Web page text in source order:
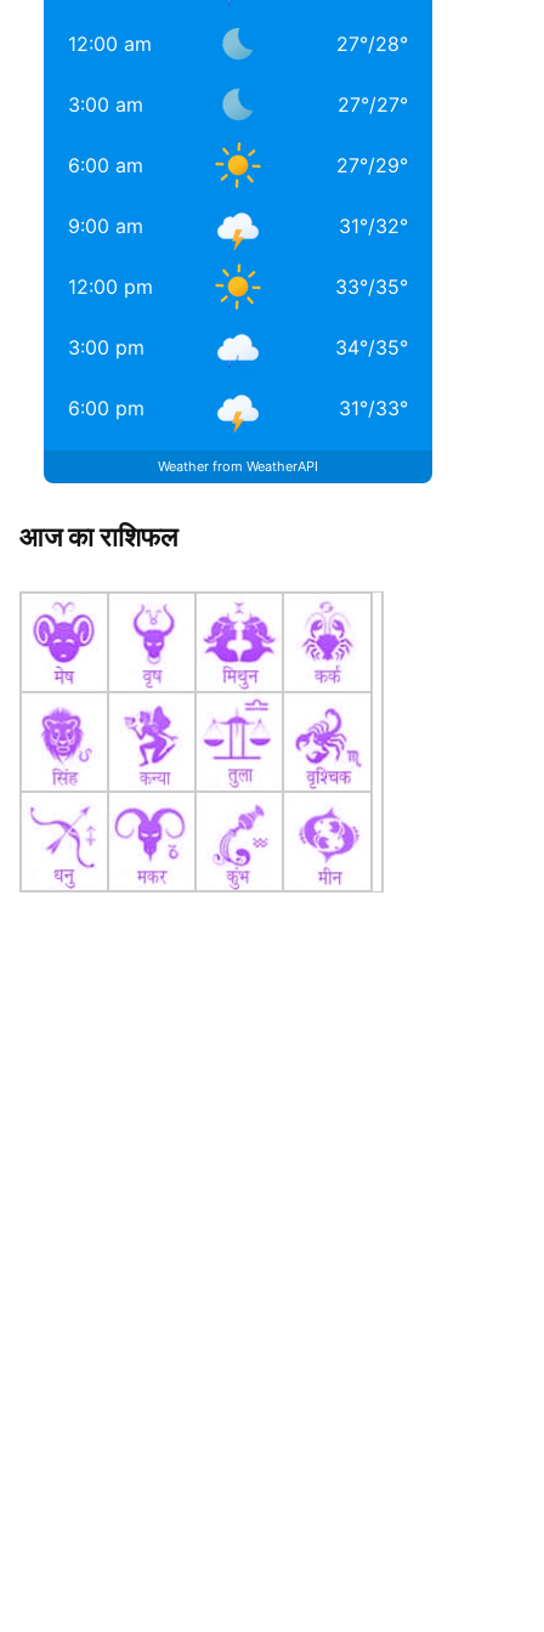
12:00 am 27°/28°
3:00 am 27°/27°
6:00 am 27°/29°
9:00 am 31°/32°
12:00 pm 33°/35°
3:00 pm 34°/35°
6:00 pm 31°/33°
Weather from WeatherAPI
आज का राशिफल